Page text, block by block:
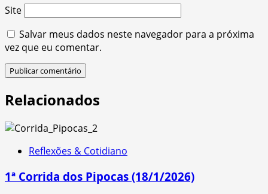
Site
Salvar meus dados neste navegador para a próxima
vez que eu comentar.
Relacionados
Reflexões & Cotidiano
1ª Corrida dos Pipocas (18/1/2026)